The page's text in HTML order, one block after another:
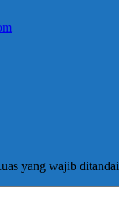
yang wajib ditandai